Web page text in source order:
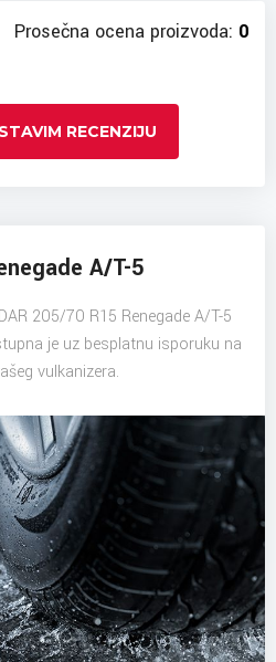
Prosečna ocena proizvoda: 0
RECENZIJU
A/T-5
205/70 R15 Renegade A/T-5
je uz besplatnu isporuku na
vulkanizera.